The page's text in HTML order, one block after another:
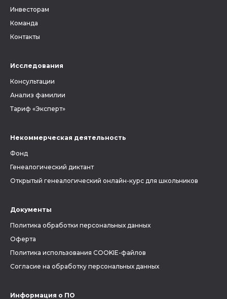
Инвесторам
Команда
Контакты
Исследования
Консультации
Анализ фамилии
Тариф «Эксперт»
Некоммерческая деятельность
Фонд
Генеалогический диктант
Открытый генеалогический онлайн-курс для школьников
Документы
Политика обработки персональных данных
Оферта
Политика использования COOKIE-файлов
Согласие на обработку персональных данных
Информация о ПО